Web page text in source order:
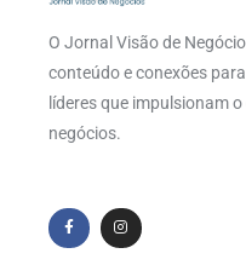
O Jornal Visão de
conteúdo e conexões
líderes que impulsionam
negócios.